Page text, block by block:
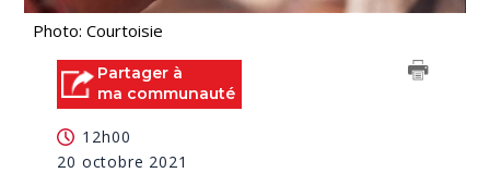
Photo: Courtoisie
Partager à
ma communauté
12h00
20 octobre 2021